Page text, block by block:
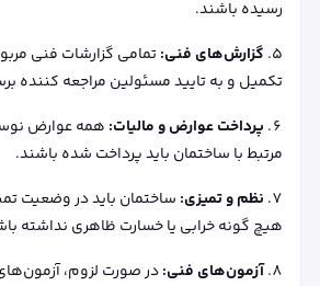
رسیده باشند.
گزارش‌های فنی:تمامی گزارشات فنی
تکمیل و به تایید مسئولین مراجعه کننده
پرداخت عوارض و مالیات: همه عوارض
مرتبط با ساختمان باید پرداخت شده باشند.
نظم و تمیزی: ساختمان باید در وضعیت
هیچ گونه خرابی یا خسارت ظاهری نداشته
آزمون‌های فنی:در صورت لزوم،